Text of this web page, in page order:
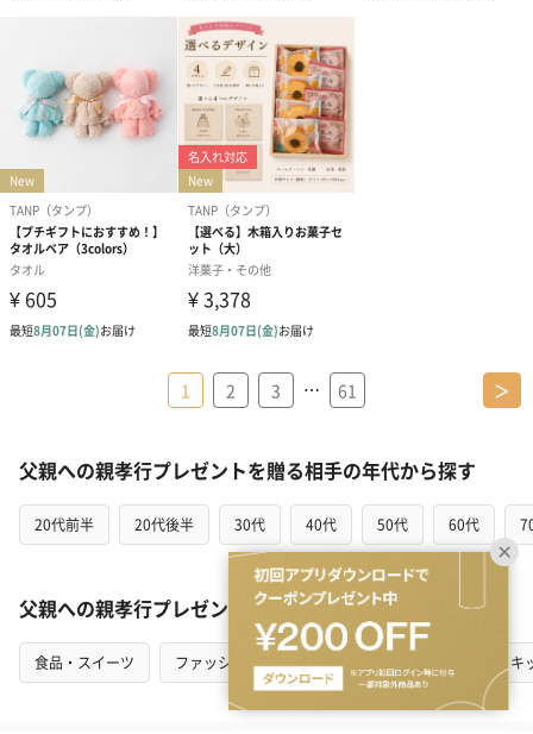
1 2 3 … 61 ＞
父親への親孝行プレゼントを贈る相手の年代から探す
20代前半 20代後半 30代 40代 50代 60代
父親への親孝行プレゼントをカテゴリから探す
食品・スイーツ ファッション インテリア キ